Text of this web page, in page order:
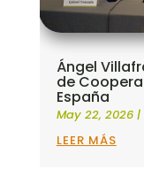
Ángel
de
España
May 22, 2026|
LEER MÁS